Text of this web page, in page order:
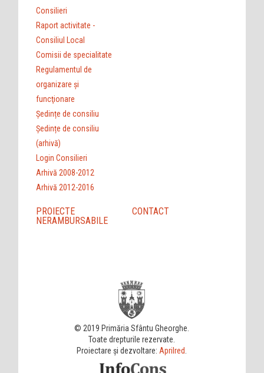
Consilieri
Raport activitate -
Consiliul Local
Comisii de specialitate
Regulamentul de
organizare şi
funcţionare
Ședințe de consiliu
Ședințe de consiliu
(arhivă)
Login Consilieri
Arhivă 2008-2012
Arhivă 2012-2016
PROIECTE
NERAMBURSABILE
CONTACT
© 2019 Primăria Sfântu Gheorghe.
Toate drepturile rezervate.
Proiectare și dezvoltare: Aprilred